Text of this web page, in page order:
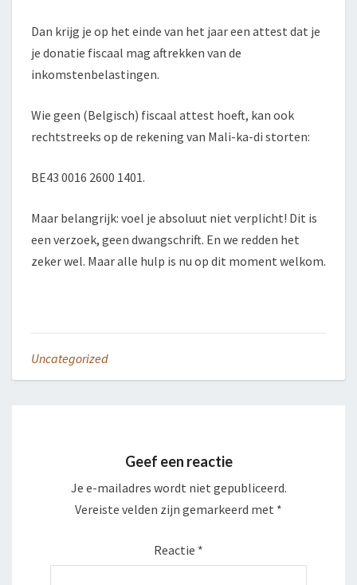
Dan krijg je op het einde van het jaar een attest dat je
je donatie fiscaal mag aftrekken van de
inkomstenbelastingen.
Wie geen (Belgisch) fiscaal attest hoeft, kan ook
rechtstreeks op de rekening van Mali-ka-di storten:
BE43 0016 2600 1401.
Maar belangrijk: voel je absoluut niet verplicht! Dit is
een verzoek, geen dwangschrift. En we redden het
zeker wel. Maar alle hulp is nu op dit moment welkom.
Uncategorized
Geef een reactie
Je e-mailadres wordt niet gepubliceerd.
Vereiste velden zijn gemarkeerd met *
Reactie *